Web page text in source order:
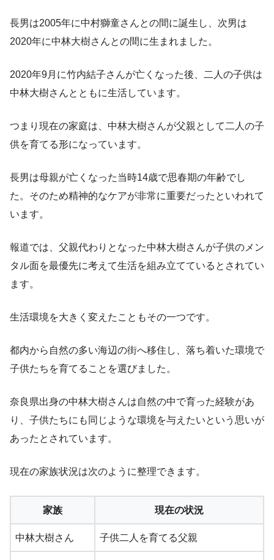
長男は2005年に中村獅童さんとの間に誕生し、次男は
2020年に中林大樹さんとの間に生まれました。
2020年9月に竹内結子さんが亡くなった後、二人の子供は
中林大樹さんとともに生活しています。
つまり現在の家庭は、中林大樹さんが父親として二人の子
供を育てる形になっています。
長男は母親が亡くなった当時14歳で思春期の年齢でし
た。そのため精神的なケアが非常に重要だったといわれて
います。
報道では、父親代わりとなった中林大樹さんが子供のメン
タル面を最優先に考えて生活を組み立てているとされてい
ます。
生活環境を大きく変えたこともその一つです。
都内から自然の多い海辺の街へ移住し、落ち着いた環境で
子供たちを育てることを選びました。
奈良県出身の中林大樹さんは自然の中で育った経験があ
り、子供たちにも同じような環境を与えたいという思いが
あったとされています。
現在の家族状況は次のように整理できます。
家族 現在の状況
中林大樹さん 子供二人を育てる父親